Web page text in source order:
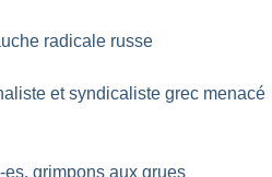
radicale russe
et syndicaliste grec menacé
es, grimpons aux grues